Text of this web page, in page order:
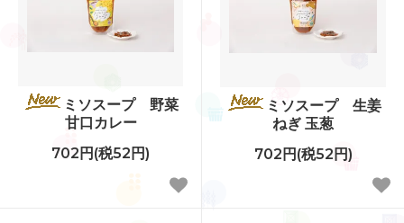
ミソスープ 野菜
甘口カレー
702円(税52円)
ミソスープ 生姜
ねぎ 玉葱
702円(税52円)